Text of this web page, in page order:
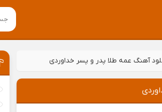
آهنگ عمه طلا پدر و پسر خداوردی